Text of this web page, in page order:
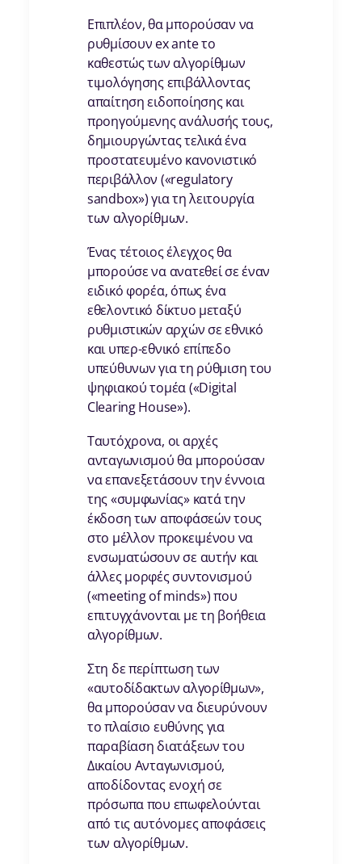
Επιπλέον, θα μπορούσαν να
ρυθμίσουν ex ante το
καθεστώς των αλγορίθμων
τιμολόγησης επιβάλλοντας
απαίτηση ειδοποίησης και
προηγούμενης ανάλυσής τους,
δημιουργώντας τελικά ένα
προστατευμένο κανονιστικό
περιβάλλον («regulatory
sandbox») για τη λειτουργία
των αλγορίθμων.
Ένας τέτοιος έλεγχος θα
μπορούσε να ανατεθεί σε έναν
ειδικό φορέα, όπως ένα
εθελοντικό δίκτυο μεταξύ
ρυθμιστικών αρχών σε εθνικό
και υπερ-εθνικό επίπεδο
υπεύθυνων για τη ρύθμιση του
ψηφιακού τομέα («Digital
Clearing House»).
Ταυτόχρονα, οι αρχές
ανταγωνισμού θα μπορούσαν
να επανεξετάσουν την έννοια
της «συμφωνίας» κατά την
έκδοση των αποφάσεών τους
στο μέλλον προκειμένου να
ενσωματώσουν σε αυτήν και
άλλες μορφές συντονισμού
(«meeting of minds») που
επιτυγχάνονται με τη βοήθεια
αλγορίθμων.
Στη δε περίπτωση των
«αυτοδίδακτων αλγορίθμων»,
θα μπορούσαν να διευρύνουν
το πλαίσιο ευθύνης για
παραβίαση διατάξεων του
Δικαίου Ανταγωνισμού,
αποδίδοντας ενοχή σε
πρόσωπα που επωφελούνται
από τις αυτόνομες αποφάσεις
των αλγορίθμων.